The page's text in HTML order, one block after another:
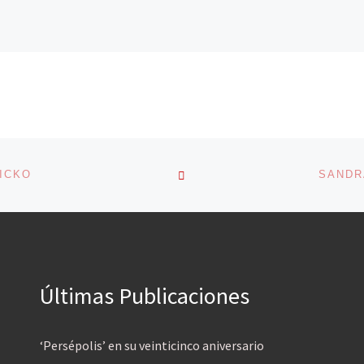
VOLVER A LA LISTA DE
Últimas Publicaciones
‘Persépolis’ en su veinticinco aniversario